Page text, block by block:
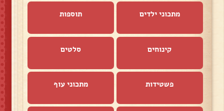
מתכוני ילדים תוספות
קינוחים סלטים
פשטידות מתכוני עוף